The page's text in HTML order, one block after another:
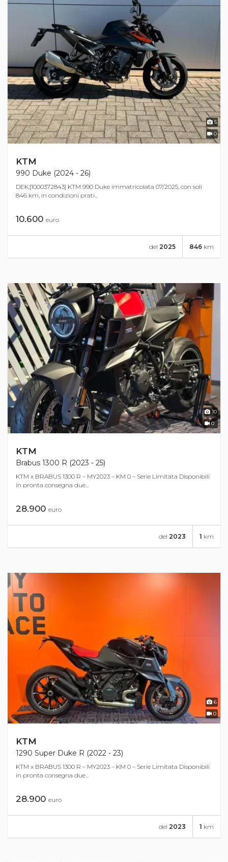
5
0
KTM
990 Duke (2024 - 26)
DEK:[1000372843] KTM 990 Duke immatricolata 07/2025, con soli
846 km, in condizioni prati...
10.600 euro
846 km
del 2025
10
0
KTM
Brabus 1300 R (2023 - 25)
KTM x BRABUS 1300 R – MY2023 – KM 0 – Serie Limitata Disponibili
in pronta consegna due...
28.900 euro
1 km
del 2023
6
0
KTM
1290 Super Duke R (2022 - 23)
KTM x BRABUS 1300 R – MY2023 – KM 0 – Serie Limitata Disponibili
in pronta consegna due...
28.900 euro
1 km
del 2023